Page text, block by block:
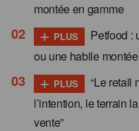
montée en gamme
+ PLUS
Petfood :
ou une habile
+ PLUS
“Le retail
l’intention, le terrain
vente”